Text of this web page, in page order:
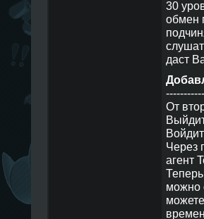
30
обмен
даст
От
Через
агент
можно